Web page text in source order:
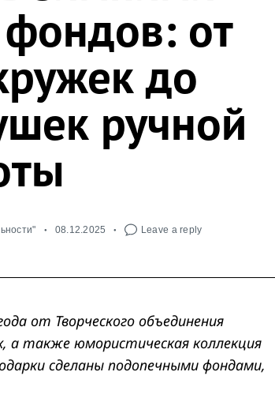
от
до
ручной
08.12.2025 Leave a reply
от Творческого объединения
а также юмористическая коллекция
сделаны подопечными фондами,